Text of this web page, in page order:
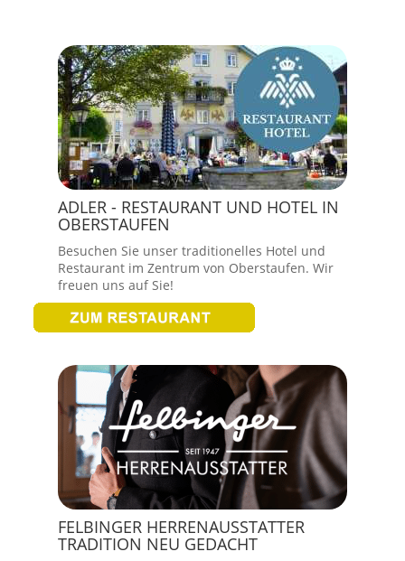
ADLER - RESTAURANT UND HOTEL IN
OBERSTAUFEN
Besuchen Sie unser traditionelles Hotel und
Restaurant im Zentrum von Oberstaufen. Wir
freuen uns auf Sie!
FELBINGER HERRENAUSSTATTER
TRADITION NEU GEDACHT